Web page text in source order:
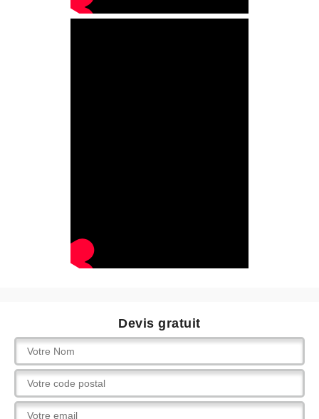
Devis gratuit